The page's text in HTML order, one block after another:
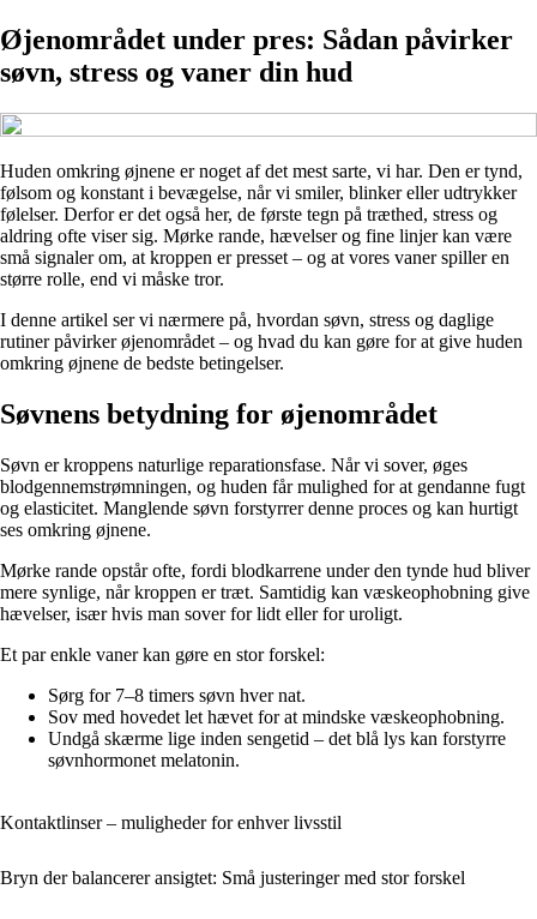
Øjenområdet under pres: Sådan påvirker
søvn, stress og vaner din hud
Huden omkring øjnene er noget af det mest sarte, vi har. Den er tynd,
følsom og konstant i bevægelse, når vi smiler, blinker eller udtrykker
følelser. Derfor er det også her, de første tegn på træthed, stress og
aldring ofte viser sig. Mørke rande, hævelser og fine linjer kan være
små signaler om, at kroppen er presset – og at vores vaner spiller en
større rolle, end vi måske tror.
I denne artikel ser vi nærmere på, hvordan søvn, stress og daglige
rutiner påvirker øjenområdet – og hvad du kan gøre for at give huden
omkring øjnene de bedste betingelser.
Søvnens betydning for øjenområdet
Søvn er kroppens naturlige reparationsfase. Når vi sover, øges
blodgennemstrømningen, og huden får mulighed for at gendanne fugt
og elasticitet. Manglende søvn forstyrrer denne proces og kan hurtigt
ses omkring øjnene.
Mørke rande opstår ofte, fordi blodkarrene under den tynde hud bliver
mere synlige, når kroppen er træt. Samtidig kan væskeophobning give
hævelser, især hvis man sover for lidt eller for uroligt.
Et par enkle vaner kan gøre en stor forskel:
Sørg for 7–8 timers søvn hver nat.
Sov med hovedet let hævet for at mindske væskeophobning.
Undgå skærme lige inden sengetid – det blå lys kan forstyrre
søvnhormonet melatonin.
Kontaktlinser – muligheder for enhver livsstil
Bryn der balancerer ansigtet: Små justeringer med stor forskel